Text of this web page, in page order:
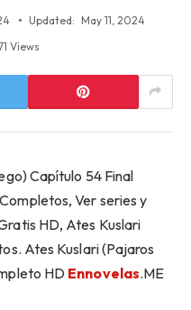
Updated: May 11, 2024
Views
Capítulo 54 Final
Ver series y
HD, Ates Kuslari
Ates Kuslari (Pajaros
HD Ennovelas.ME